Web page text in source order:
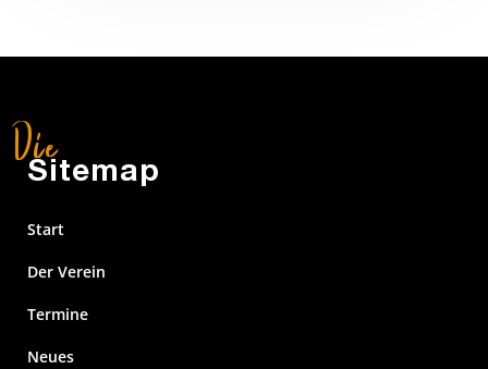
Sitemap
Start
Der Verein
Termine
Neues